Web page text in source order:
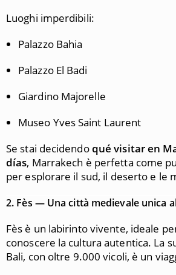
Luoghi imperdibili:
Palazzo Bahia
Palazzo El Badi
Giardino Majorelle
Museo Yves Saint Laurent
Se stai decidendoqué visitar en
días, Marrakech è perfetta come
per esplorare il sud, il deserto e le
2. Fès — Una città medievale unica
Fès è un labirinto vivente, ideale
conoscere la cultura autentica. La
Bali, con oltre 9.000 vicoli, è un